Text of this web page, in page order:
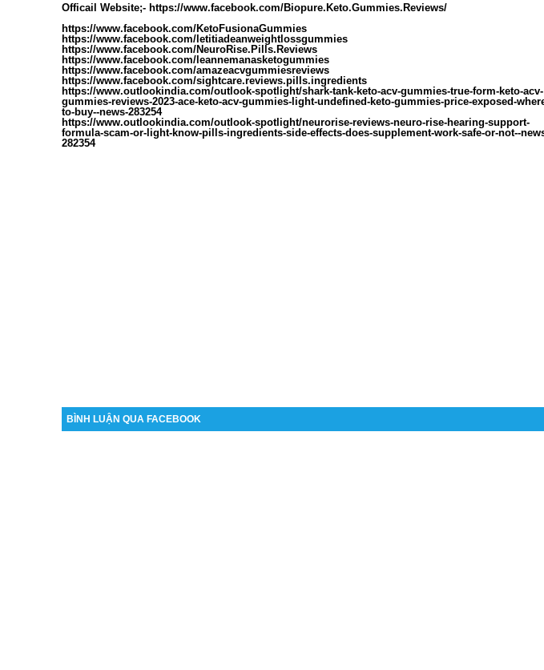
Officail Website;- https://www.facebook.com/Biopure.Keto.Gummies.Reviews/
https://www.facebook.com/KetoFusionaGummies
https://www.facebook.com/letitiadeanweightlossgummies
https://www.facebook.com/NeuroRise.Pills.Reviews
https://www.facebook.com/leannemanasketogummies
https://www.facebook.com/amazeacvgummiesreviews
https://www.facebook.com/sightcare.reviews.pills.ingredients
https://www.outlookindia.com/outlook-spotlight/shark-tank-keto-acv-gummies-true-form-keto-acv-
gummies-reviews-2023-ace-keto-acv-gummies-light-undefined-keto-gummies-price-exposed-
to-buy--news-283254
https://www.outlookindia.com/outlook-spotlight/neurorise-reviews-neuro-rise-hearing-support-
formula-scam-or-light-know-pills-ingredients-side-effects-does-supplement-work-safe-or-not--
282354
BÌNH LUẬN QUA FACEBOOK